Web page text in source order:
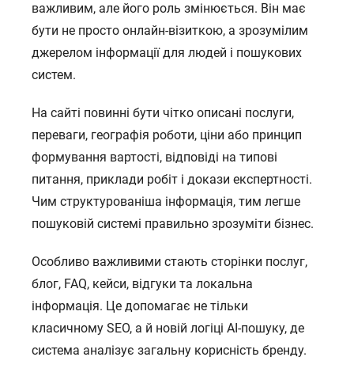
важливим, але його роль змінюється. Він має
бути не просто онлайн-візиткою, а зрозумілим
джерелом інформації для людей і пошукових
систем.
На сайті повинні бути чітко описані послуги,
переваги, географія роботи, ціни або принцип
формування вартості, відповіді на типові
питання, приклади робіт і докази експертності.
Чим структурованіша інформація, тим легше
пошуковій системі правильно зрозуміти бізнес.
Особливо важливими стають сторінки послуг,
блог, FAQ, кейси, відгуки та локальна
інформація. Це допомагає не тільки
класичному SEO, а й новій логіці AI-пошуку, де
система аналізує загальну корисність бренду.